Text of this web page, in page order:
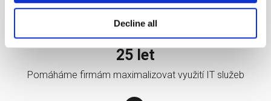
Decline all
25 let
Pomáháme firmám maximalizovat využití IT služeb